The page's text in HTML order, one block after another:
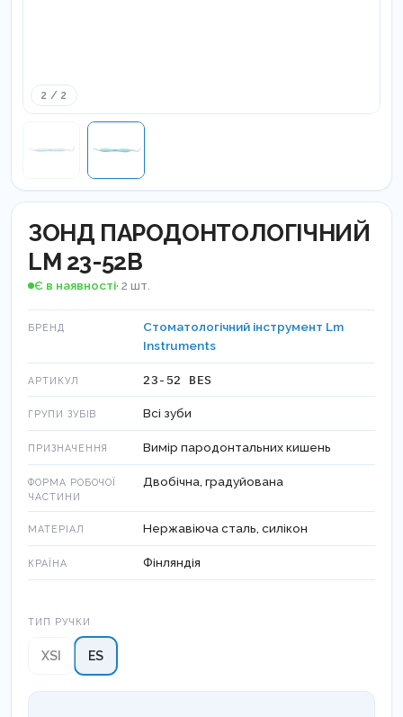
2 / 2
ЗОНД ПАРОДОНТОЛОГІЧНИЙ
LM 23-52B
Є в наявності· 2 шт.
БРЕНД
Стоматологічний інструмент Lm
Instruments
АРТИКУЛ 23-52 BES
ГРУПИ ЗУБІВ Всі зуби
ПРИЗНАЧЕННЯ Вимір пародонтальних кишень
ФОРМА РОБОЧОЇ
ЧАСТИНИ
Двобічна, градуйована
МАТЕРІАЛ Нержавіюча сталь, силікон
КРАЇНА Фінляндія
ТИП РУЧКИ
XSI ES